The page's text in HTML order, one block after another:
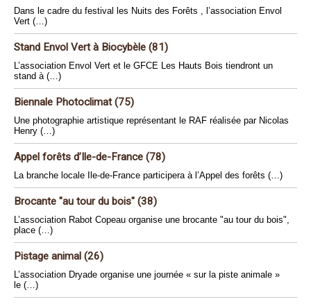
Dans le cadre du festival les Nuits des Forêts , l’association Envol
Vert (…)
Stand Envol Vert à Biocybèle (81)
L’association Envol Vert et le GFCE Les Hauts Bois tiendront un
stand à (…)
Biennale Photoclimat (75)
Une photographie artistique représentant le RAF réalisée par Nicolas
Henry (…)
Appel forêts d’Ile-de-France (78)
La branche locale Ile-de-France participera à l’Appel des forêts (…)
Brocante "au tour du bois" (38)
L’association Rabot Copeau organise une brocante "au tour du bois",
place (…)
Pistage animal (26)
L’association Dryade organise une journée « sur la piste animale »
le (…)